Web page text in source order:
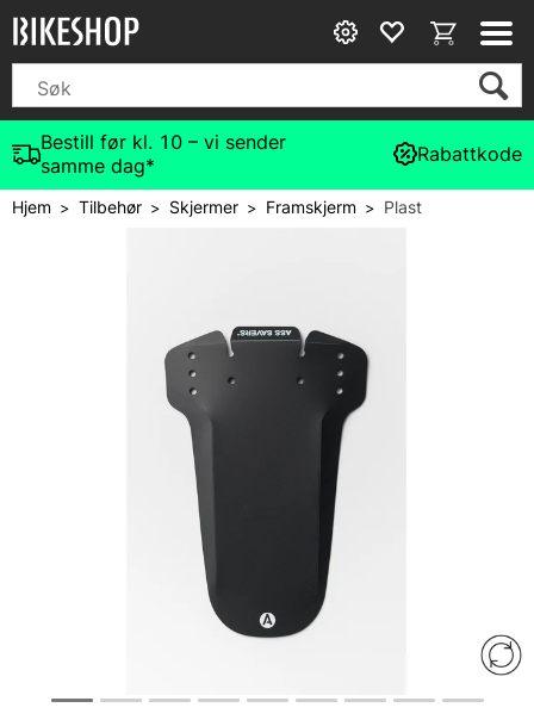
Bestill før kl. 10 – vi sender
samme dag*
Rabattkode
Hjem>Tilbehør> Skjermer> Framskjerm> Plast